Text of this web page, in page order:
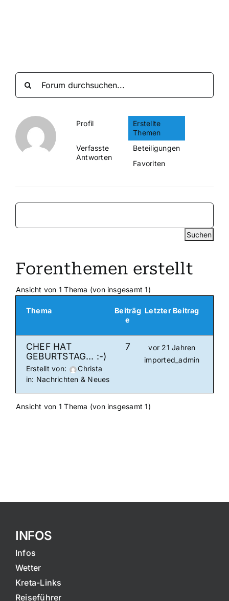
Profil
Erstellte
Themen
Verfasste
Antworten
Beteiligungen
Favoriten
Forenthemen erstellt
Ansicht von 1 Thema (von insgesamt 1)
Thema
Beiträg
e
Letzter Beitrag
CHEF HAT
GEBURTSTAG… :-)
Erstellt von:
Christa
in: Nachrichten & Neues
7
vor 21 Jahren
imported_admin
Ansicht von 1 Thema (von insgesamt 1)
INFOS
Infos
Wetter
Kreta-Links
Reiseführer